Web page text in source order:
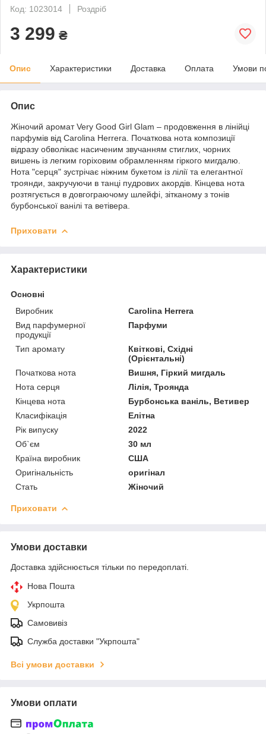
Код: 1023014
Роздріб
3 299 ₴
Опис Характеристики Доставка Оплата Умови
Опис
Жіночий аромат Very Good Girl Glam – продовження в лінійці
парфумів від Carolina Herrera. Початкова нота композиції
відразу обволікає насиченим звучанням стиглих, чорних
вишень із легким горіховим обрамленням гіркого мигдалю.
Нота "серця" зустрічає ніжним букетом із лілії та елегантної
троянди, закручуючи в танці пудрових акордів. Кінцева нота
розтягується в довгограючому шлейфі, зітканому з тонів
бурбонської ванілі та ветівера.
Приховати
Характеристики
Основні
Виробник
Carolina Herrera
Вид парфумерної
продукції
Парфуми
Тип аромату
Квіткові, Східні
(Орієнтальні)
Початкова нота
Вишня, Гіркий мигдаль
Нота серця
Лілія, Троянда
Кінцева нота
Бурбонська ваніль, Ветивер
Класифікація
Елітна
Рік випуску
2022
Об`єм
30 мл
Країна виробник
США
Оригінальність
оригінал
Стать
Жіночий
Приховати
Умови доставки
Доставка здійснюється тільки по передоплаті.
Нова Пошта
Укрпошта
Самовивіз
Служба доставки "Укрпошта"
Всі умови доставки
Умови оплати